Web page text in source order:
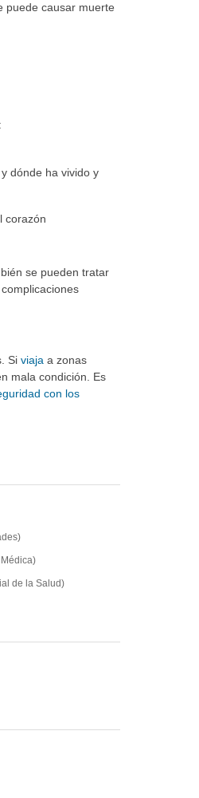
puede causar muerte
dónde ha vivido y
corazón
se pueden tratar
Si viajaa zonas
mala condición. Es
con los
de la Salud)